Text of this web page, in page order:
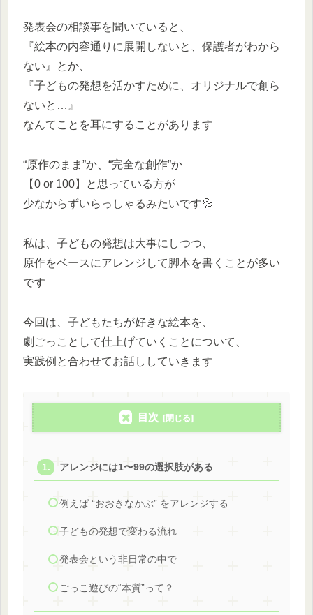
発表会の相談事を聞いていると、
『絵本の内容通りに展開しないと、保護者がわから
ない』とか、
『子どもの発想を活かすために、オリジナルで創ら
ないと…』
なんてことを耳にすることがあります
“原作のまま”か、“完全な創作”か
【0 or 100】と思っている方が
少なからずいらっしゃるみたいです💦
私は、子どもの発想は大事にしつつ、
原作をベースにアレンジして脚本を書くことが多い
です
今回は、子どもたちが好きな絵本を、
劇ごっことして仕上げていくことについて、
実践例と合わせてお話ししていきます
目次
アレンジには1〜99の選択肢がある
例えば “おおきなかぶ” をアレンジする
子どもの発想で変わる流れ
発表会という非日常の中で
ごっこ遊びの“本質”って？